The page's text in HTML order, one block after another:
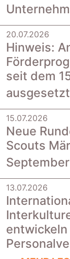
20.07.2026
Hinweis:
seit dem
ausgesetzt
15.07.2026
Neue
Scouts
September
13.07.2026